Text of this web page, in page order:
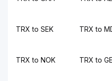
TRX to SEK TRX to
TRX to NOK TRX to